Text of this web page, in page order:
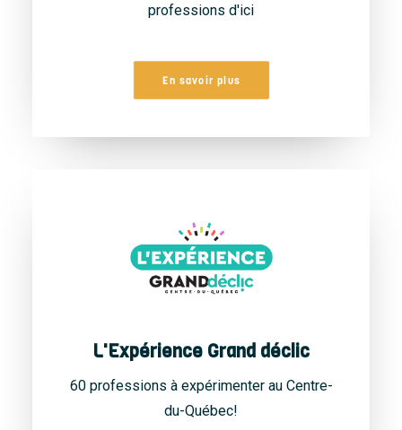
professions d'ici
En savoir plus
L'Expérience Grand déclic
60 professions à expérimenter au Centre-
du-Québec!